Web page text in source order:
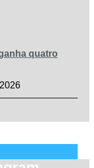
quatro